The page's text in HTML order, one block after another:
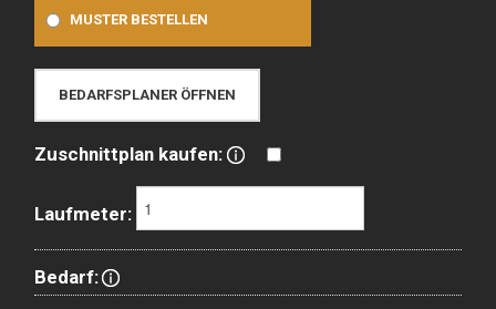
MUSTER BESTELLEN
BEDARFSPLANER ÖFFNEN
Zuschnittplan kaufen:
Laufmeter:
Bedarf: